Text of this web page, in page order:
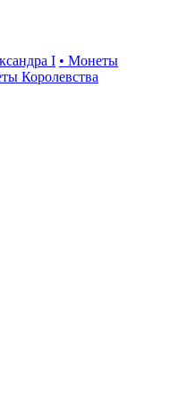
I • Монеты
Королевства